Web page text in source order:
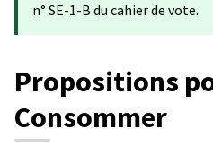
n° SE-1-B du cahier de vote.
Propositions
Consommer